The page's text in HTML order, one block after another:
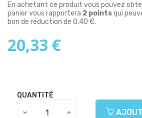
En achetant ce produit vous pouvez
panier vous rapportera 2 pointsqui
bon de réduction de 0,40 €.
20,33 €
QUANTITÉ